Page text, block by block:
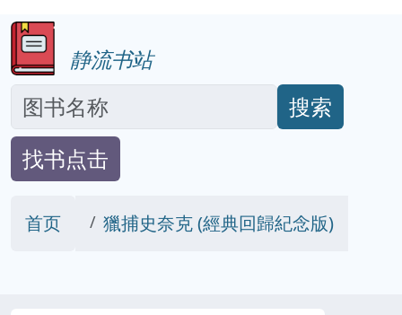
静流书站
搜索
找书点击
首页 獵捕史奈克 (經典回歸紀念版)